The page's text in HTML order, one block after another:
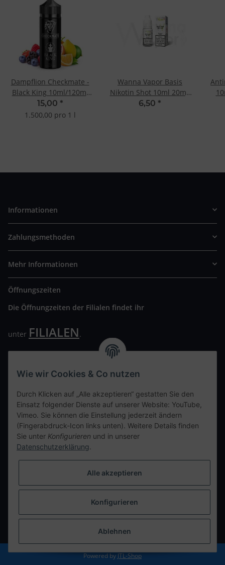
Dampflion Checkmate -
Black King 10ml/120ml
Longfill Aroma
15,00 *
1.500,00 pro 1 l
Wanna Vapor Basis
Nikotin Shot 10ml 20mg
- 50/50
6,50 *
Informationen
Zahlungsmethoden
Mehr Informationen
Öffnungszeiten
Die Öffnungzeiten der Filialen findet ihr
unter FILIALEN.
Wir freuen uns auf Euren Besuch. Bitte beachtet die
Kontaktdaten
tweet
teilen
Vertrag widerrufen
* Alle Preise inkl. gesetzlicher USt., zzgl.Versand
Powered by JTL-Shop
Wie wir Cookies & Co nutzen
Durch Klicken auf „Alle akzeptieren“ gestatten Sie den
Einsatz folgender Dienste auf unserer Website: YouTube,
Vimeo. Sie können die Einstellung jederzeit ändern
(Fingerabdruck-Icon links unten). Weitere Details finden
Sie unter Konfigurieren und in unserer
Datenschutzerklärung.
Alle akzeptieren
Konfigurieren
Ablehnen